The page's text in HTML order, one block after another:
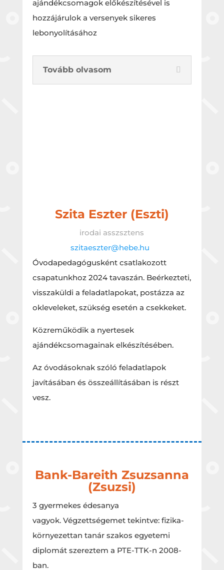
ajándékcsomagok előkészítésével is
hozzájárulok a versenyek sikeres
lebonyolításához
Tovább olvasom
Szita Eszter (Eszti)
irodai asszsztens
szitaeszter@hebe.hu
Óvodapedagógusként csatlakozott
csapatunkhoz 2024 tavaszán. Beérkezteti,
visszaküldi a feladatlapokat, postázza az
okleveleket, szükség esetén a csekkeket.
Közreműködik a nyertesek
ajándékcsomagainak elkészítésében.
Az óvodásoknak szóló feladatlapok
javításában és összeállításában is részt
vesz.
Bank-Bareith Zsuzsanna
(Zsuzsi)
3 gyermekes édesanya
vagyok. Végzettségemet tekintve: fizika-
környezettan tanár szakos egyetemi
diplomát szereztem a PTE-TTK-n 2008-
ban.